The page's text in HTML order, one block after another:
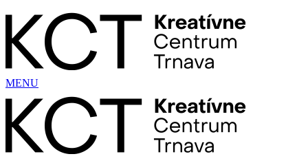
obsah
MENU